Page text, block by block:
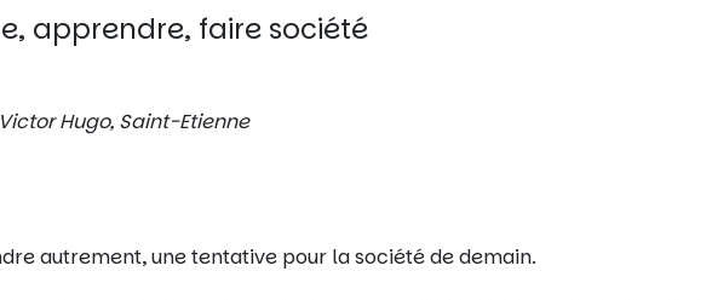
apprendre, faire société
Hugo, Saint-Etienne
autrement, une tentative pour la société de demain.